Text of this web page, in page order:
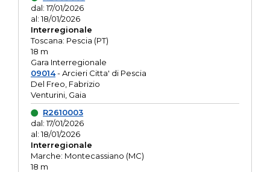
dal: 17/01/2026
al: 18/01/2026
Interregionale
Toscana: Pescia (PT)
18 m
Gara Interregionale
09014- Arcieri Citta' di Pescia
Del Freo, Fabrizio
Venturini, Gaia
R2610003
dal: 17/01/2026
al: 18/01/2026
Interregionale
Marche: Montecassiano (MC)
18 m